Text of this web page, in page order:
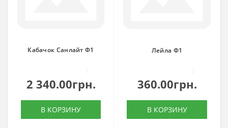
Кабачок Санлайт Ф1
2 340.00грн.
В КОРЗИНУ
Лейла Ф1
360.00грн.
В КОРЗИНУ